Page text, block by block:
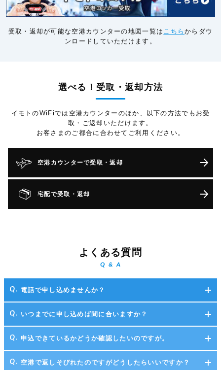
受取・返却が可能な空港カウンターの地図一覧は こちらからダウ
ンロードしていただけます。
選べる！受取・返却方法
イモトのWiFiでは空港カウンターのほか、以下の方法でもお受
取・ご返却いただけます。
お客さまのご都合に合わせてご利用ください。
空港カウンターで受取・返却
宅配で受取・返却
よくある質問
Q & A
電話で申し込めませんか？
いつまでに申し込めば間に合いますか？
申込できているかどうか確認したいのですが。
空港で返しそびれたのですがどうしたらいいですか？